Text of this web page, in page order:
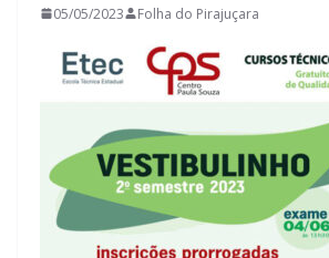
05/05/2023 Folha do Pirajuçara